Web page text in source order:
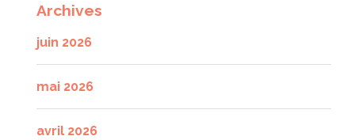
Archives
juin 2026
mai 2026
avril 2026